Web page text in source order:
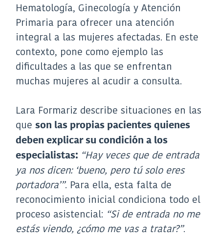
Hematología, Ginecología y Atención
Primaria para ofrecer una atención
integral a las mujeres afectadas. En este
contexto, pone como ejemplo las
dificultades a las que se enfrentan
muchas mujeres al acudir a consulta.
Lara Formariz describe situaciones en las
que son las propias pacientes quienes
deben explicar su condición a los
especialistas: “Hay veces que de entrada
ya nos dicen: ‘bueno, pero tú solo eres
portadora’”. Para ella, esta falta de
reconocimiento inicial condiciona todo el
proceso asistencial: “Si de entrada no me
estás viendo, ¿cómo me vas a tratar?”.